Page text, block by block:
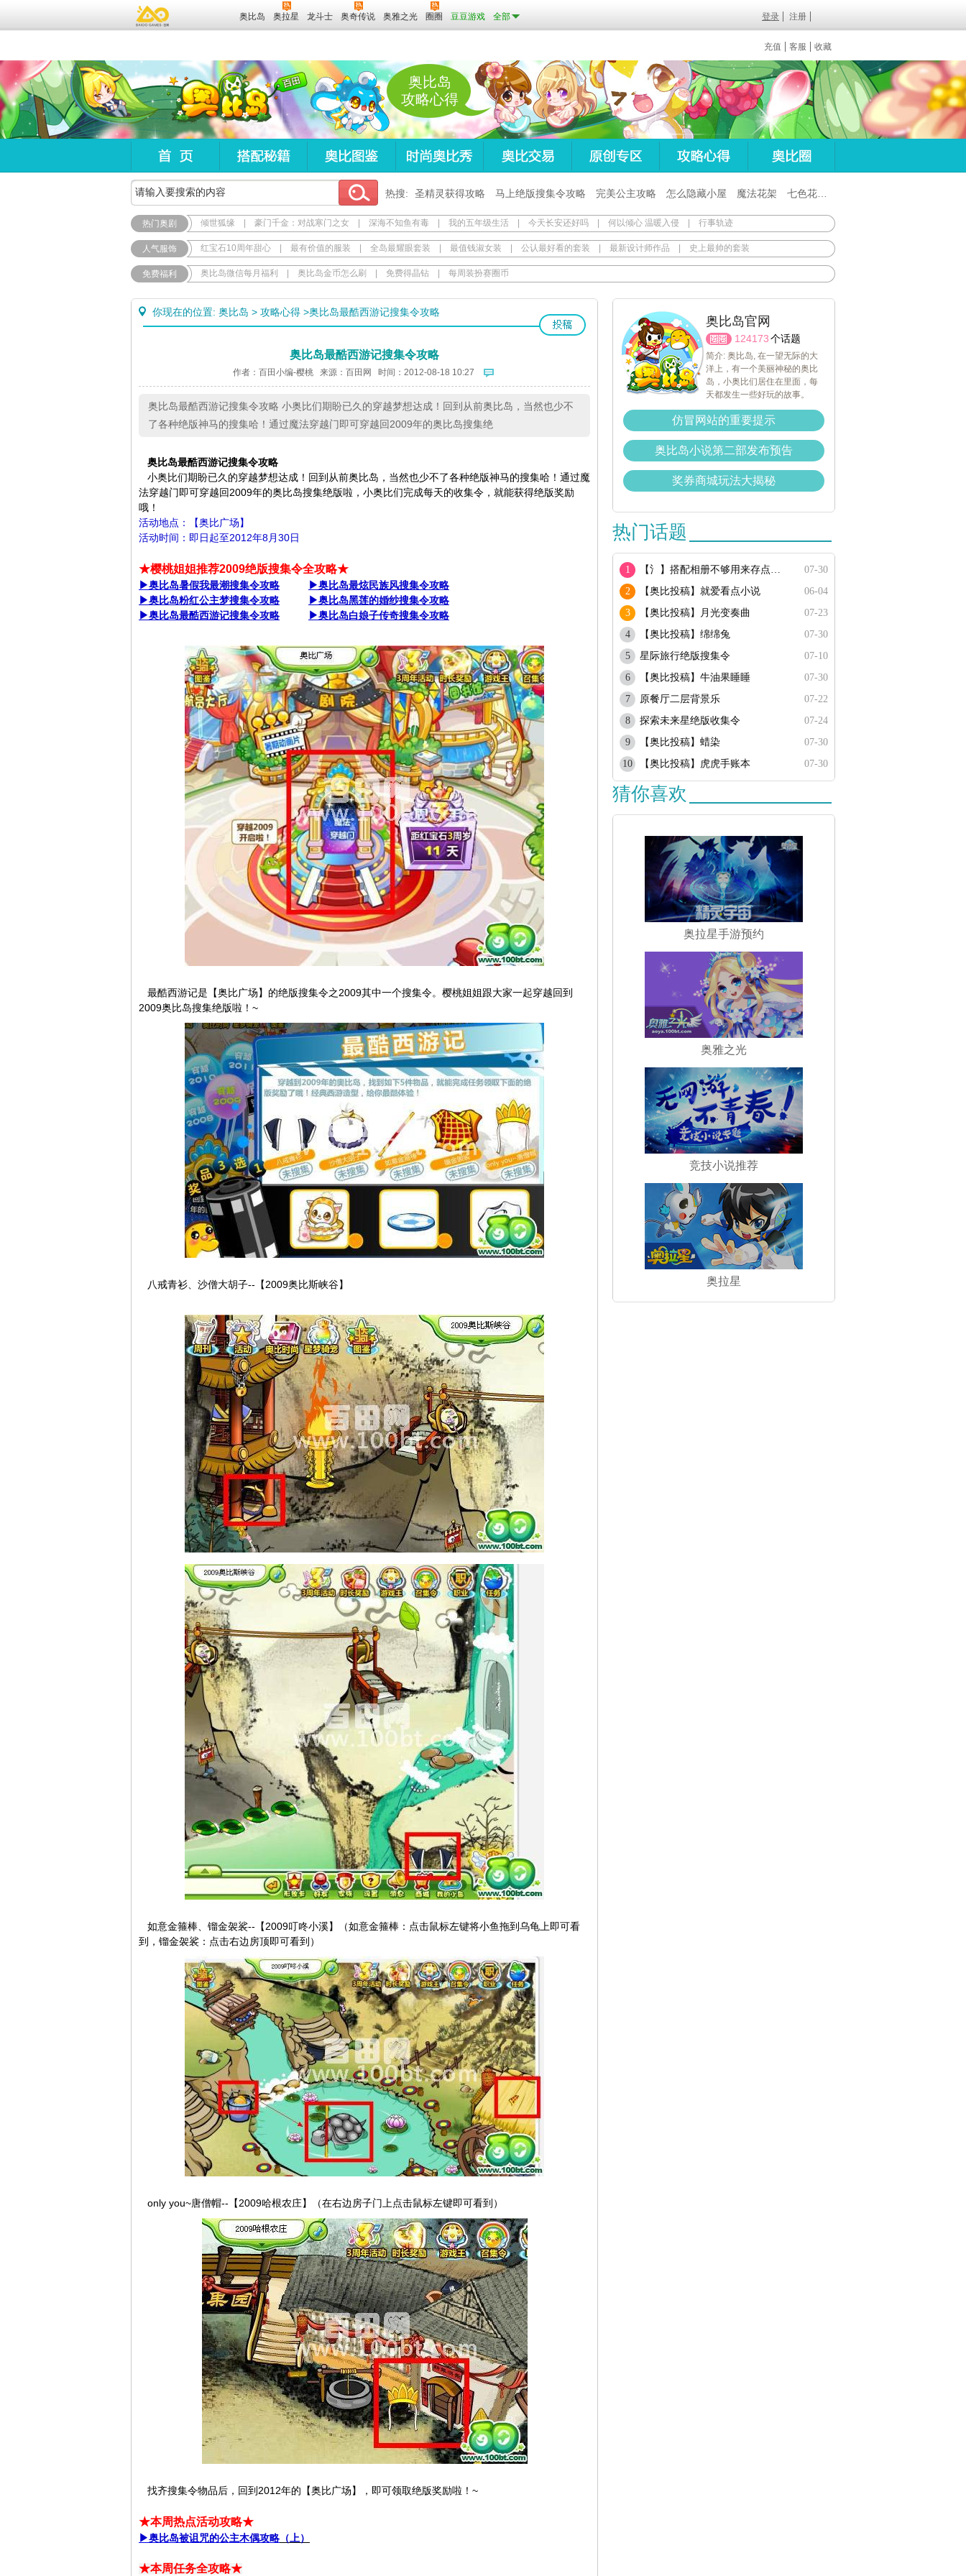
奥比岛 奥拉星 龙斗士 奥奇传说 奥雅之光 圈圈 豆豆游戏 全部 登录 注册
充值 客服 收藏
奥比岛
攻略心得
热搜: 圣精灵获得攻略 马上绝版搜集令攻略 完美公主攻略 怎么隐藏小屋 魔法花架 七色花在哪
热门奥剧 倾世狐缘 豪门千金：对战寒门之女 深海不知鱼有毒 我的五年级生活 今天长安还好吗 何以倾心 温暖入侵 行事轨迹
人气服饰 红宝石10周年甜心 最有价值的服装 全岛最耀眼套装 最值钱淑女装 公认最好看的套装 最新设计师作品 史上最帅的套装
免费福利 奥比岛微信每月福利 奥比岛金币怎么刷 免费得晶钻 每周装扮赛圈币
你现在的位置: 奥比岛 > 攻略心得 >奥比岛最酷西游记搜集令攻略
奥比岛最酷西游记搜集令攻略
作者：百田小编-樱桃 来源： 百田网 时间：2012-08-18 10:27
奥比岛最酷西游记搜集令攻略 小奥比们期盼已久的穿越梦想达成！回到从前奥比岛，当然也少不
了各种绝版神马的搜集哈！通过魔法穿越门即可穿越回2009年的奥比岛搜集绝
奥比岛最酷西游记搜集令攻略
小奥比们期盼已久的穿越梦想达成！回到从前奥比岛，当然也少不了各种绝版神马的搜集哈！通过魔
法穿越门即可穿越回2009年的奥比岛搜集绝版啦，小奥比们完成每天的收集令，就能获得绝版奖励
哦！
活动地点：【奥比广场】
活动时间：即日起至2012年8月30日
★樱桃姐姐推荐2009绝版搜集令全攻略★
▶奥比岛暑假我最潮搜集令攻略
▶奥比岛最炫民族风搜集令攻略
▶奥比岛粉红公主梦搜集令攻略
▶奥比岛黑莲的婚纱搜集令攻略
▶奥比岛最酷西游记搜集令攻略
▶奥比岛白娘子传奇搜集令攻略
最酷西游记是【奥比广场】的绝版搜集令之2009其中一个搜集令。樱桃姐姐跟大家一起穿越回到
2009奥比岛搜集绝版啦！~
八戒青衫、沙僧大胡子--【2009奥比斯峡谷】
如意金箍棒、镏金袈裟--【2009叮咚小溪】（如意金箍棒：点击鼠标左键将小鱼拖到乌龟上即可看
到，镏金袈裟：点击右边房顶即可看到）
only you~唐僧帽--【2009哈根农庄】（在右边房子门上点击鼠标左键即可看到）
找齐搜集令物品后，回到2012年的【奥比广场】，即可领取绝版奖励啦！~
★本周热点活动攻略★
▶奥比岛被诅咒的公主木偶攻略 （上）
★本周任务全攻略★
奥比岛官网
124173个话题
简介: 奥比岛, 在一望无际的大
洋上，有一个美丽神秘的奥比
岛，小奥比们居住在里面，每
天都发生一些好玩的故事。
仿冒网站的重要提示
奥比岛小说第二部发布预告
奖券商城玩法大揭秘
热门话题
1 【氵】搭配相册不够用来存点搭配
07-30
2
【奥比投稿】就爱看点小说
06-04
3
【奥比投稿】月光变奏曲
07-23
4
【奥比投稿】绵绵兔
07-30
5
星际旅行绝版搜集令
07-10
6
【奥比投稿】牛油果睡睡
07-30
7
原餐厅二层背景乐
07-22
8
探索未来星绝版收集令
07-24
9
【奥比投稿】蜡染
07-30
10
【奥比投稿】虎虎手账本 07-30
猜你喜欢
奥拉星手游预约
奥雅之光
竞技小说推荐
奥拉星